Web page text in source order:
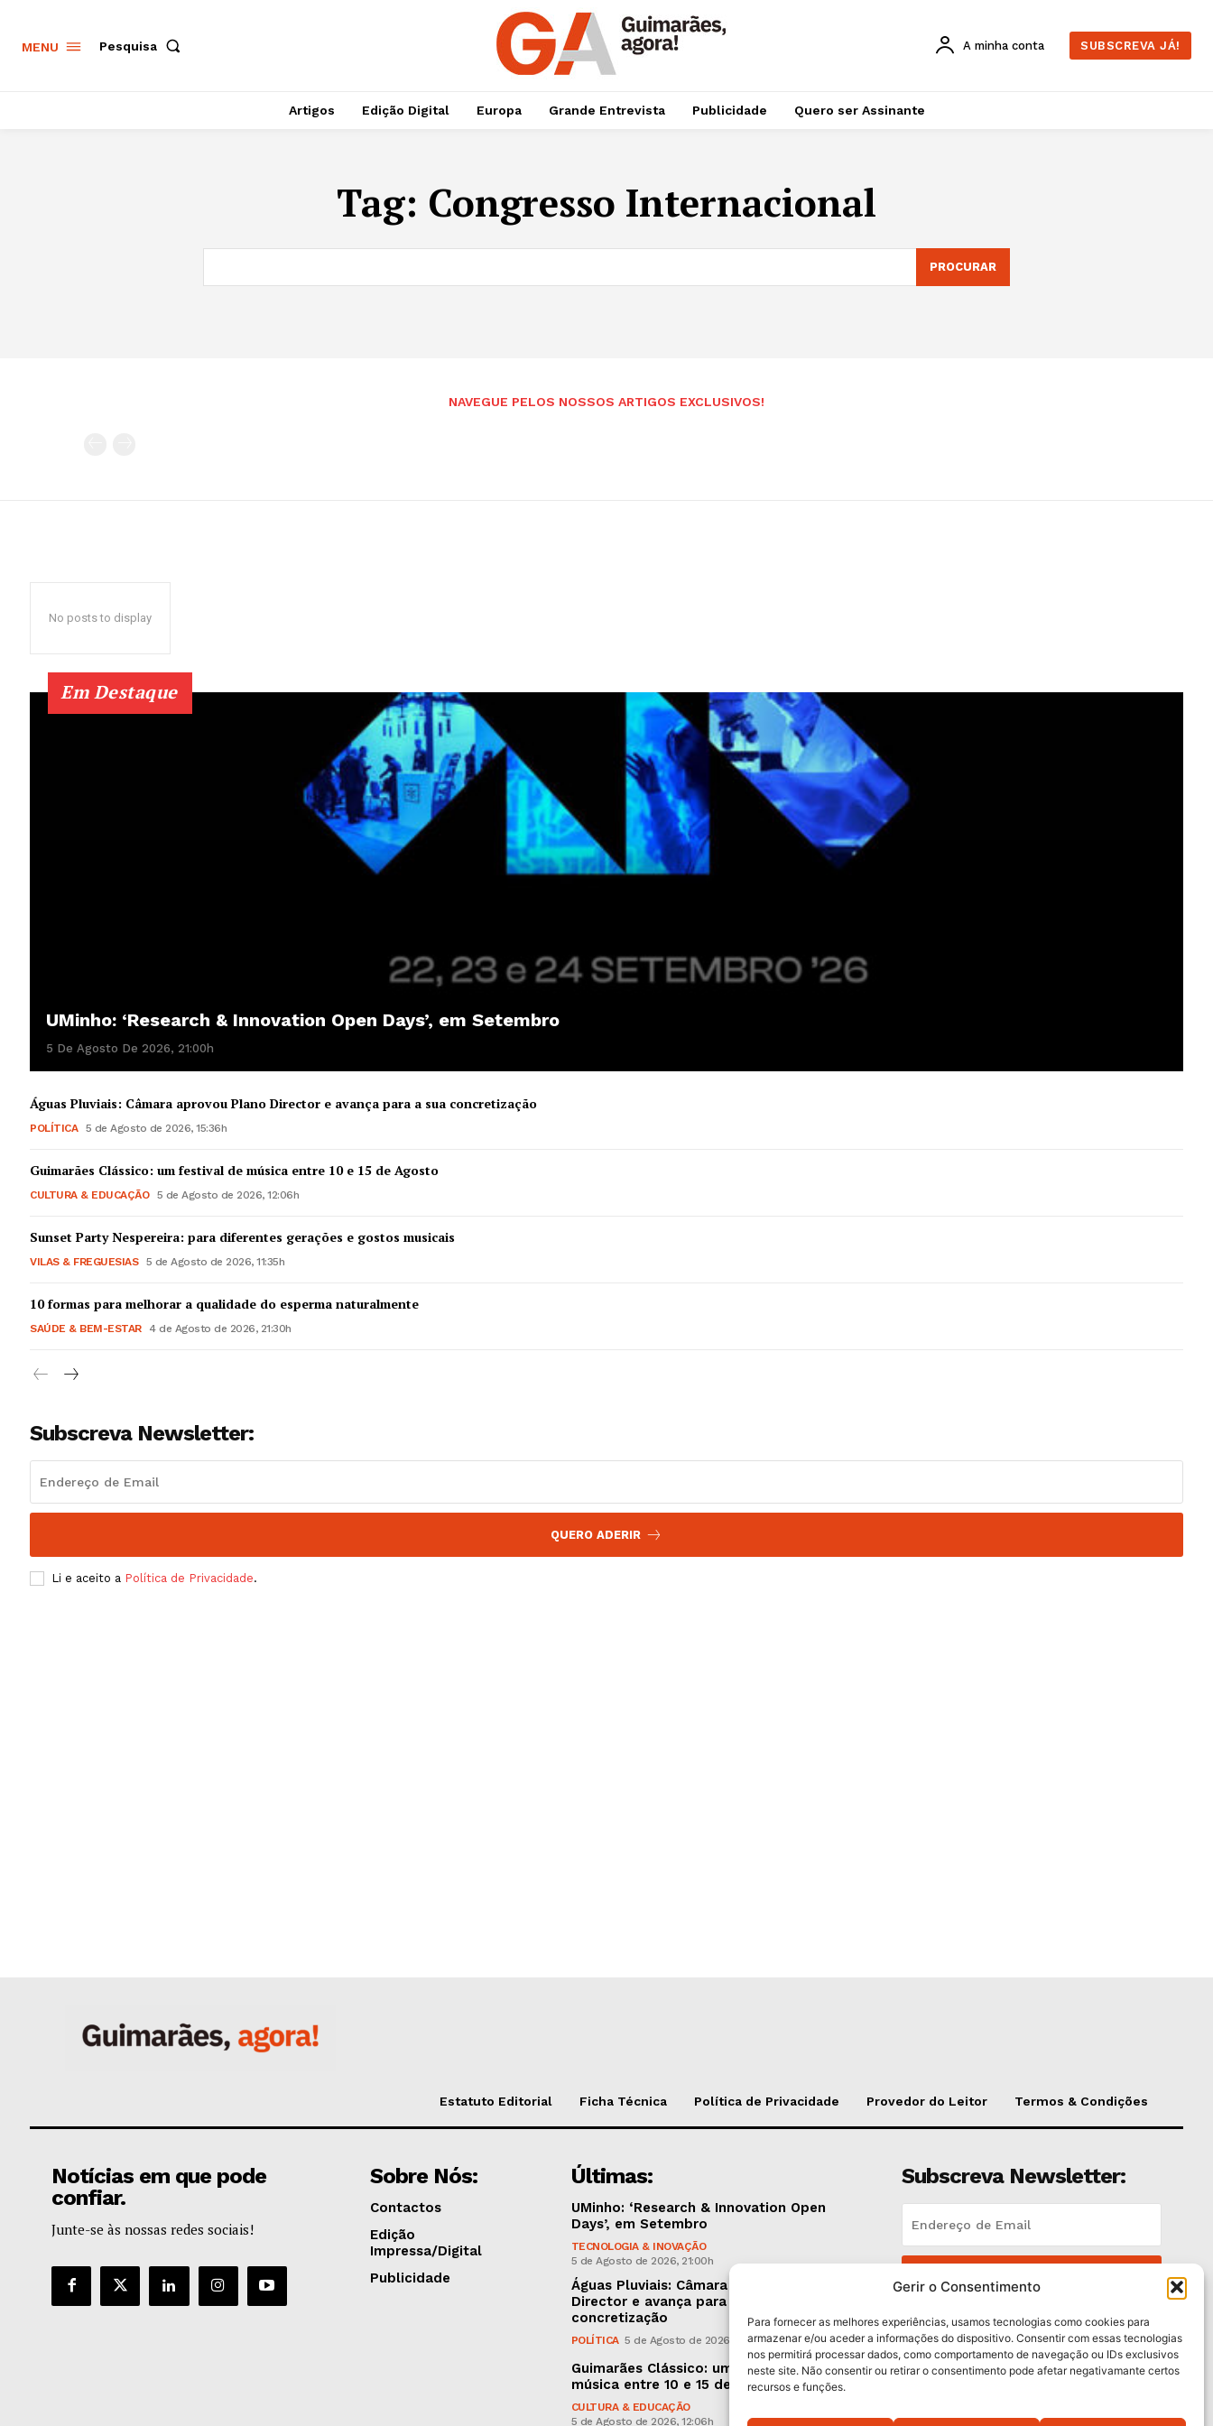
Guimarães, agora!
Gerir o Consentimento
Para fornecer as melhores experiências, usamos tecnologias como cookies para
armazenar e/ou aceder a informações do dispositivo. Consentir com essas tecnologias
nos permitirá processar dados, como comportamento de navegação ou IDs exclusivos
neste site. Não consentir ou retirar o consentimento pode afetar negativamante certos
recursos e funções.
MENU Pesquisa A minha conta SUBSCREVA JÁ!
Artigos Edição Digital Europa Grande Entrevista Publicidade Quero ser Assinante
Tag: Congresso Internacional
PROCURAR
NAVEGUE PELOS NOSSOS ARTIGOS EXCLUSIVOS!
No posts to display
Em Destaque
UMinho: ‘Research & Innovation Open Days’, em Setembro
5 De Agosto De 2026, 21:00h
Águas Pluviais: Câmara aprovou Plano Director e avança para a sua concretização
POLÍTICA 5 de Agosto de 2026, 15:36h
Guimarães Clássico: um festival de música entre 10 e 15 de Agosto
CULTURA & EDUCAÇÃO 5 de Agosto de 2026, 12:06h
Sunset Party Nespereira: para diferentes gerações e gostos musicais
VILAS & FREGUESIAS 5 de Agosto de 2026, 11:35h
10 formas para melhorar a qualidade do esperma naturalmente
SAÚDE & BEM-ESTAR 4 de Agosto de 2026, 21:30h
Subscreva Newsletter:
QUERO ADERIR
Li e aceito a Política de Privacidade.
Estatuto Editorial Ficha Técnica Política de Privacidade Provedor do Leitor Termos & Condições
Notícias em que pode
confiar.
Junte-se às nossas redes sociais!
Sobre Nós:
Contactos
Edição
Impressa/Digital
Publicidade
Últimas:
UMinho: ‘Research & Innovation Open
Days’, em Setembro
TECNOLOGIA & INOVAÇÃO
5 de Agosto de 2026, 21:00h
Águas Pluviais: Câmara aprovou Plano
Director e avança para a sua
concretização
POLÍTICA 5 de Agosto de 2026, 15:36h
Guimarães Clássico: um festival de
música entre 10 e 15 de Agosto
CULTURA & EDUCAÇÃO
5 de Agosto de 2026, 12:06h
Subscreva Newsletter:
Li e aceito aPolítica de Privacidade .